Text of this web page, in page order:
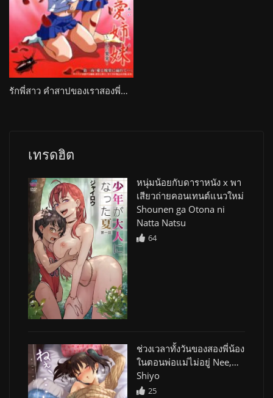
รักพี่สาว คำสาปของเราสองพี่น้องจะจบลง Ai Shimai: Futari no Kajitsu
เทรดฮิต
หนุ่มน้อยกับดาราหนัง x พา
เสียวถ่ายคอนเทนต์แนวใหม่
Shounen ga Otona ni
Natta Natsu
64
ช่วงเวลาทั้งวันของสองพี่น้อง
ในตอนพ่อแม่ไม่อยู่ Nee,…
Shiyo
25